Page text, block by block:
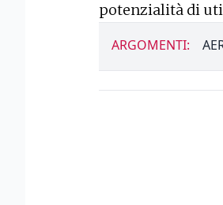
potenzialità di
ARGOMENTI: